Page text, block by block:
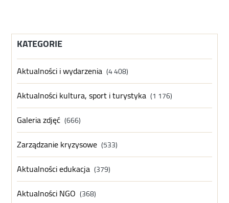
KATEGORIE
Aktualności i wydarzenia (4 408)
Aktualności kultura, sport i turystyka (1 176)
Galeria zdjęć (666)
Zarządzanie kryzysowe (533)
Aktualności edukacja (379)
Aktualności NGO (368)